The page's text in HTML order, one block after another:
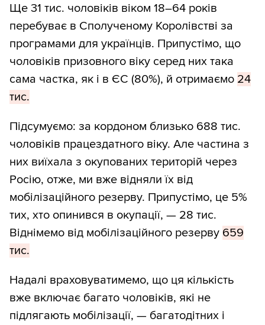
окремих областей. Тому для оцінки
чисельності чоловіків призовного віку ми
відібрали новоокуповані райони й ОТГ.
Далі порахували частку чоловіків віком
18–59 років для областей і помножили
загальну чисельність населення в районі
чи територіальній громаді на цю частку
для відповідної області.
Дані про чисельність ВПО надає
Міжнародна організація з міграції.
сьогодніяк ВПО зареєстровані 630 тис.
чоловіків віком 18–59 років. У2021-му
було зареєстровано 328 тис. ВПО цієї
групи. Отже, нових ВПО 302 тис.
Ще 31 тис. чоловіків віком 18–64 років
перебуває в Сполученому Королівстві за
програмами для українців. Припустімо, що
чоловіків призовного віку серед них така
сама частка, як і в ЄС (80%), й отримаємо 24
тис.
Підсумуємо: за кордоном близько 688 тис.
чоловіків працездатного віку. Але частина з
них виїхала з окупованих територій через
Росію, отже, ми вже відняли їх від
мобілізаційного резерву. Припустімо, це 5%
тих, хто опинився в окупації, — 28 тис.
Віднімемо від мобілізаційного резерву 659
тис.
Надалі враховуватимемо, що ця кількість
вже включає багато чоловіків, які не
підлягають мобілізації, — багатодітних і